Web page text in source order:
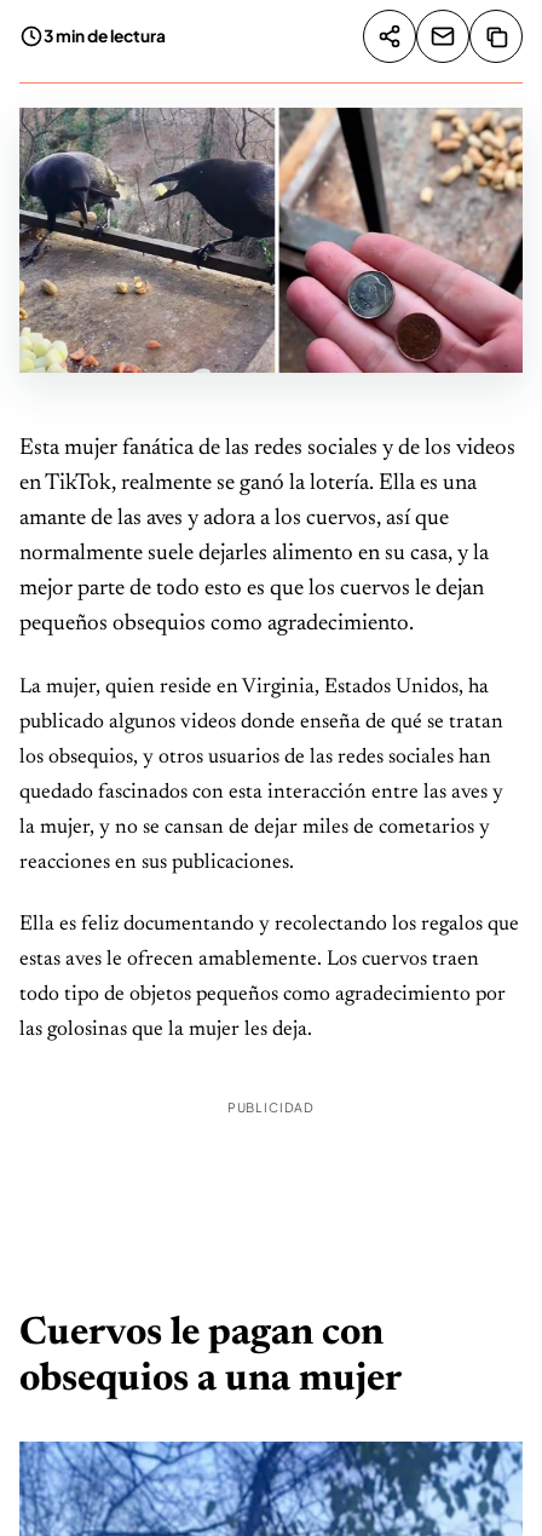
3 min de lectura Compartir
Esta mujer fanática de las redes sociales y de los videos
en TikTok, realmente se ganó la lotería. Ella es una
amante de las aves y adora a los cuervos, así que
normalmente suele dejarles alimento en su casa, y la
mejor parte de todo esto es que los cuervos le dejan
pequeños obsequios como agradecimiento.
La mujer, quien reside en Virginia, Estados Unidos, ha
publicado algunos videos donde enseña de qué se tratan
los obsequios, y otros usuarios de las redes sociales han
quedado fascinados con esta interacción entre las aves y
la mujer, y no se cansan de dejar miles de cometarios y
reacciones en sus publicaciones.
Ella es feliz documentando y recolectando los regalos que
estas aves le ofrecen amablemente. Los cuervos traen
todo tipo de objetos pequeños como agradecimiento por
las golosinas que la mujer les deja.
PUBLICIDAD
Cuervos le pagan con
obsequios a una mujer